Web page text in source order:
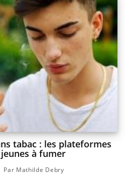
tabac : les plateformes
à fumer
Par Mathilde Debry